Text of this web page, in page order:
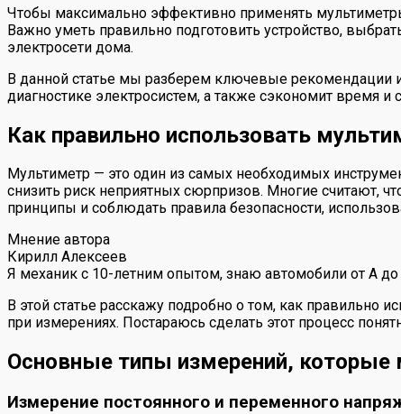
Чтобы максимально эффективно применять
Важно уметь правильно подготовить устройство,
электросети дома.
В данной статье мы разберем ключевые рекомендации
диагностике электросистем, а также сэкономит время
Как правильно использовать
Мультиметр — это один из самых необходимых
снизить риск неприятных сюрпризов. Многие считают,
принципы и соблюдать правила безопасности,
Мнение автора
Кирилл Алексеев
Я механик с 10-летним опытом, знаю автомобили от А
В этой статье расскажу подробно о том, как правильно
при измерениях. Постараюсь сделать этот процесс
Основные типы измерений,
Измерение постоянного и переменного